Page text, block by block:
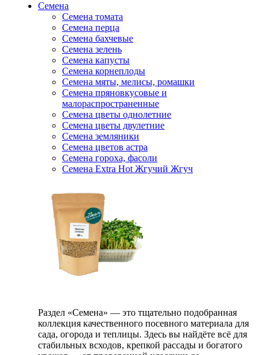
Семена
Семена томата
Семена перца
Семена бахчевые
Семена зелень
Семена капусты
Семена корнеплоды
Семена мяты, мелисы, ромашки
Семена пряновкусовые и
малораспространенные
Семена цветы однолетние
Семена цветы двулетние
Семена земляники
Семена цветов астра
Семена гороха, фасоли
Семена Extra Hot Жгучий Жгуч
Раздел «Семена» — это тщательно подобранная
коллекция качественного посевного материала для
сада, огорода и теплицы. Здесь вы найдёте всё для
стабильных всходов, крепкой рассады и богатого